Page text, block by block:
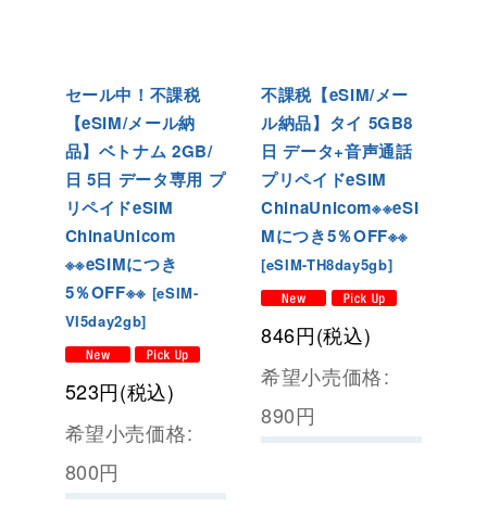
セール中！不課税
【eSIM/メール納
品】ベトナム 2GB/
日 5日 データ専用 プ
リペイドeSIM
ChinaUnicom
※※eSIMにつき
5％OFF※※ [eSIM-
VI5day2gb]
523円(税込)
希望小売価格:
800円
不課税【eSIM/メー
ル納品】タイ 5GB8
日 データ+音声通話
プリペイドeSIM
ChinaUnicom※※eSI
Mにつき5％OFF※※
[eSIM-TH8day5gb]
846円(税込)
希望小売価格:
890円